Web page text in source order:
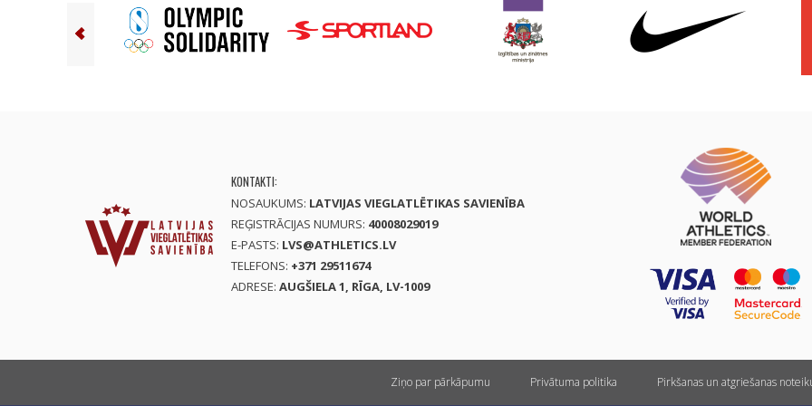
KONTAKTI:
NOSAUKUMS: LATVIJAS VIEGLATLĒTIKAS SAVIENĪBA
REĢISTRĀCIJAS NUMURS: 40008029019
E-PASTS: LVS@ATHLETICS.LV
TELEFONS: +371 29511674
ADRESE: AUGŠIELA 1, RĪGA, LV-1009
Ziņo par pārkāpumu Privātuma politika Pirkšanas un atgriešanas